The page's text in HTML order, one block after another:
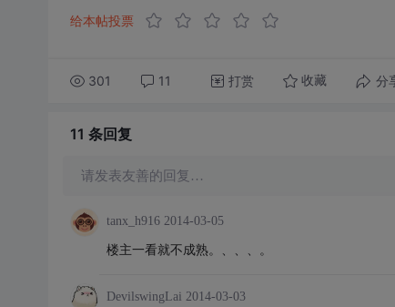
给本帖投票
301 11 打赏 收藏 分
11 条回复
请发表友善的回复…
tanx_h916 2014-03-05
楼主一看就不成熟。、、、。
DevilswingLai 2014-03-03